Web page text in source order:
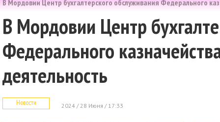
В Мордовии Центр бухгалтерского обслуживания Федерального
В Мордовии Центр
Федерального
деятельность
Новости 2024 / 28 Июня / 17:33